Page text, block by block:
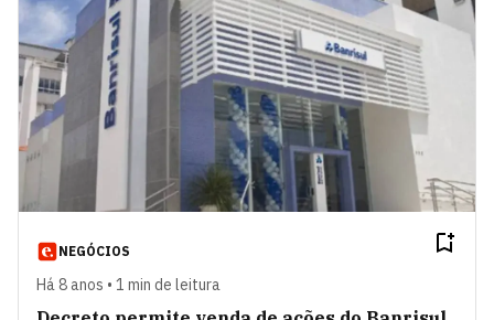
NEGÓCIOS
Há 8 anos • 1 min de leitura